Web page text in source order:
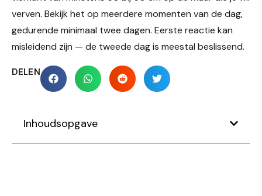
verven. Bekijk het op meerdere momenten van de dag,
gedurende minimaal twee dagen. Eerste reactie kan
misleidend zijn — de tweede dag is meestal beslissend.
DELEN
Inhoudsopgave